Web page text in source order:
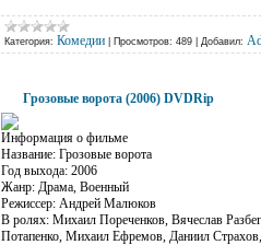
Категория: Комедии Просмотров: 489 Добавил:
Грозовые ворота (2006) DVDRip
Информация о фильме
Название: Грозовые ворота
Год выхода: 2006
Жанр: Драма, Военный
Режиссер: Андрей Малюков
В ролях: Михаил Пореченков, Вячеслав
Потапенко, Михаил Ефремов, Даниил